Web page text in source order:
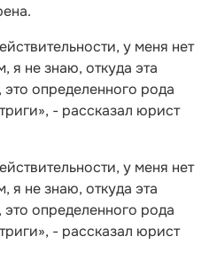
у меня нет
я не знаю, откуда эта
определенного рода
- рассказал юрист
у меня нет
я не знаю, откуда эта
определенного рода
- рассказал юрист